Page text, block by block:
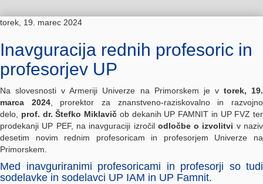
torek, 19. marec 2024
Inavguracija rednih profesoric in
profesorjev UP
Na slovesnosti v Armeriji Univerze na Primorskem je v torek, 19.
marca 2024, prorektor za znanstveno-raziskovalno in razvojno
delo, prof. dr. Štefko Miklavič ob dekanih UP FAMNIT in UP FVZ ter
prodekanji UP PEF, na inavguraciji izročil odločbe o izvolitvi v naziv
desetim novim rednim profesoricam in profesorjem Univerze na
Primorskem.
Med inavguriranimi profesoricami in profesorji so tudi
sodelavke in sodelavci UP IAM in UP Famnit.